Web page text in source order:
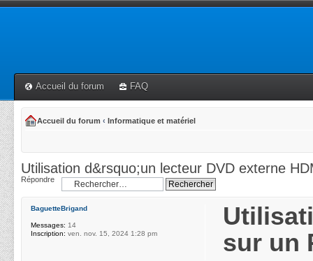
Accueil du forum FAQ
Accueil du forum ‹ Informatique et matériel
Utilisation d&rsquo;un lecteur DVD externe
Répondre
sur un
BaguetteBrigand
Messages: 14
Inscription: ven. nov. 15, 2024 1:28 pm